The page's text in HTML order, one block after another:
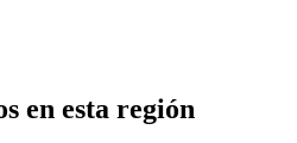
en esta región